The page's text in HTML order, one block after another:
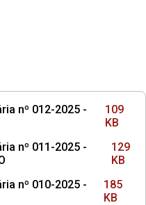
nº 012-2025 -
109
KB
nº 011-2025 -
129
KB
nº 010-2025 -
185
KB